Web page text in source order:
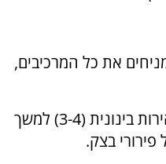
את כל המרכיבים,
2.מפעילים את המיקסר על מהירות בינונית (3-4) למשך